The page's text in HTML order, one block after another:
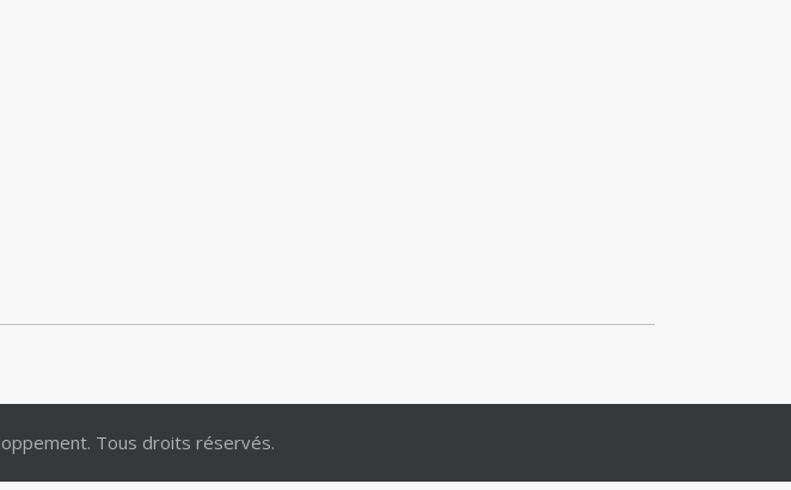
Tous droits réservés.